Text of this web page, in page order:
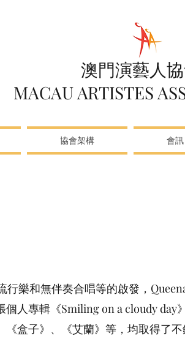
澳門演藝人
MACAU ARTISTES
協會架構 會訊
》、《艾蘭》等，均取得了不錯的
和國內不同城市及海外等演出。
樂和無伴奏合唱等的啟發，
個⼈專輯《Smiling on a cloudy day
盒⼦》、《艾蘭》等，均取得了